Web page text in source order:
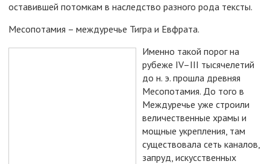
оставившей потомкам в наследство разного рода тексты.
Месопотамия – междуречье Тигра и Евфрата.
Именно такой порог на
рубеже IV–III тысячелетий
до н. э. прошла древняя
Месопотамия. До того в
Междуречье уже строили
величественные храмы и
мощные укрепления, там
существовала сеть каналов,
запруд, искусственных